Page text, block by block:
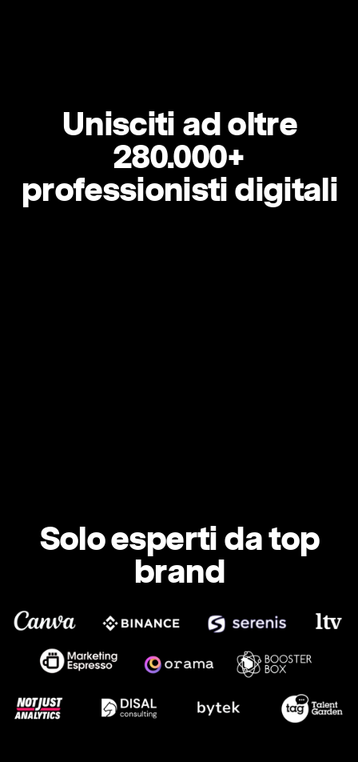
Unisciti ad oltre
280.000+
professionisti digitali
Solo esperti da top
brand